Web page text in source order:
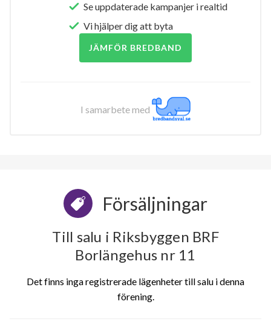
Se uppdaterade kampanjer i realtid
Vi hjälper dig att byta
JÄMFÖR BREDBAND
I samarbete med
Försäljningar
Till salu i Riksbyggen BRF
Borlängehus nr 11
Det finns inga registrerade lägenheter till salu i denna
förening.